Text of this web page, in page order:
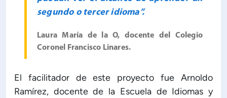
segundo o tercer idioma”.
Laura María de la O, docente del Colegio
Coronel Francisco Linares.
El facilitador de este proyecto fue Arnoldo
Ramírez, docente de la Escuela de Idiomas y